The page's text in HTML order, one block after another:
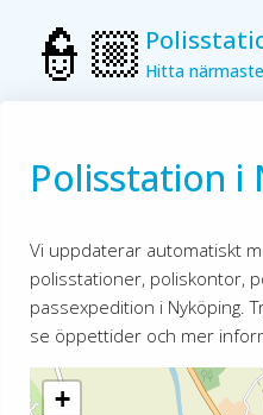
Hitta
Polisstation i
Vi uppdaterar automatiskt
polisstationer, poliskontor,
passexpedition i Nyköping.
se öppettider och mer
+